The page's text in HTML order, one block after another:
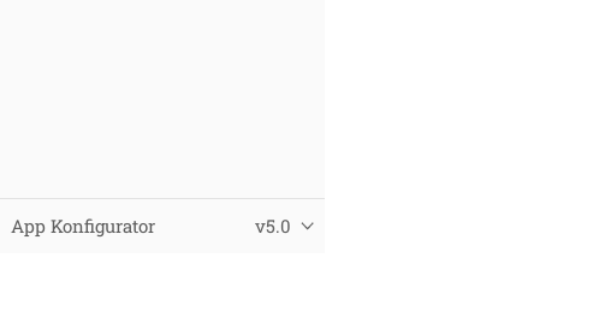
App Konfigurator v5.0